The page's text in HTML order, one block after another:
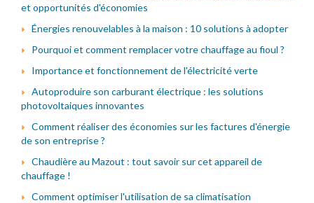
et opportunités d'économies
Énergies renouvelables à la maison : 10 solutions à adopter
Pourquoi et comment remplacer votre chauffage au fioul ?
Importance et fonctionnement de l'électricité verte
Autoproduire son carburant électrique : les solutions
photovoltaiques innovantes
Comment réaliser des économies sur les factures d'énergie
de son entreprise ?
Chaudière au Mazout : tout savoir sur cet appareil de
chauffage !
Comment optimiser l'utilisation de sa climatisation